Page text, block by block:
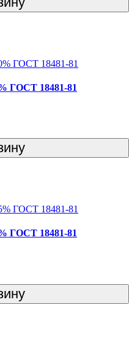
ГОСТ 18481-81
ГОСТ 18481-81